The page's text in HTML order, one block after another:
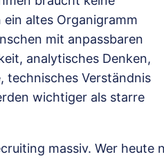
altes Organigramm
mit anpassbaren
analytisches Denken,
technisches Verständnis
wichtiger als starre
massiv. Wer heute